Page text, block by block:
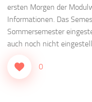
ersten Morgen der
Informationen. Das
Sommersemester
auch noch nicht
0